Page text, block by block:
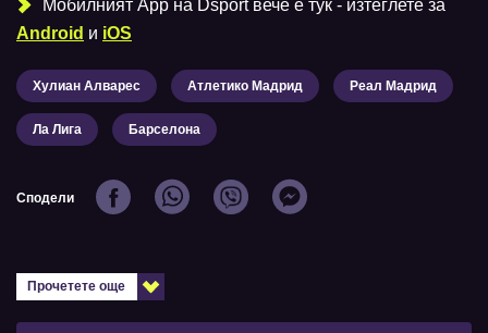
Мобилният Аpp на Dsport вече е тук - изтеглете за
Android и iOS
Хулиан Алварес Атлетико Мадрид Реал Мадрид
Ла Лига Барселона
Сподели
Прочетете още